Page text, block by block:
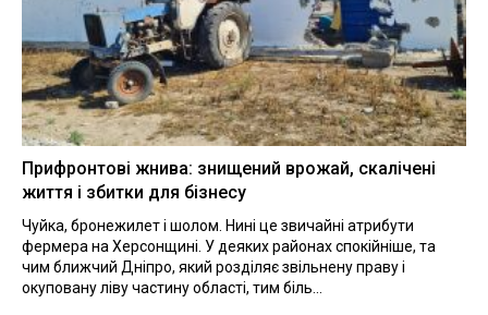
Прифронтові жнива: знищений врожай, скалічені
життя і збитки для бізнесу
Чуйка, бронежилет і шолом. Нині це звичайні атрибути
фермера на Херсонщині. У деяких районах спокійніше, та
чим ближчий Дніпро, який розділяє звільнену праву і
окуповану ліву частину області, тим біль...